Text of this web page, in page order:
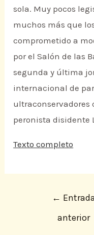
sola. Muy pocos
muchos más que
comprometido a
por el Salón de las
segunda y última
internacional de
peronista disidente
Texto completo
←
anterior